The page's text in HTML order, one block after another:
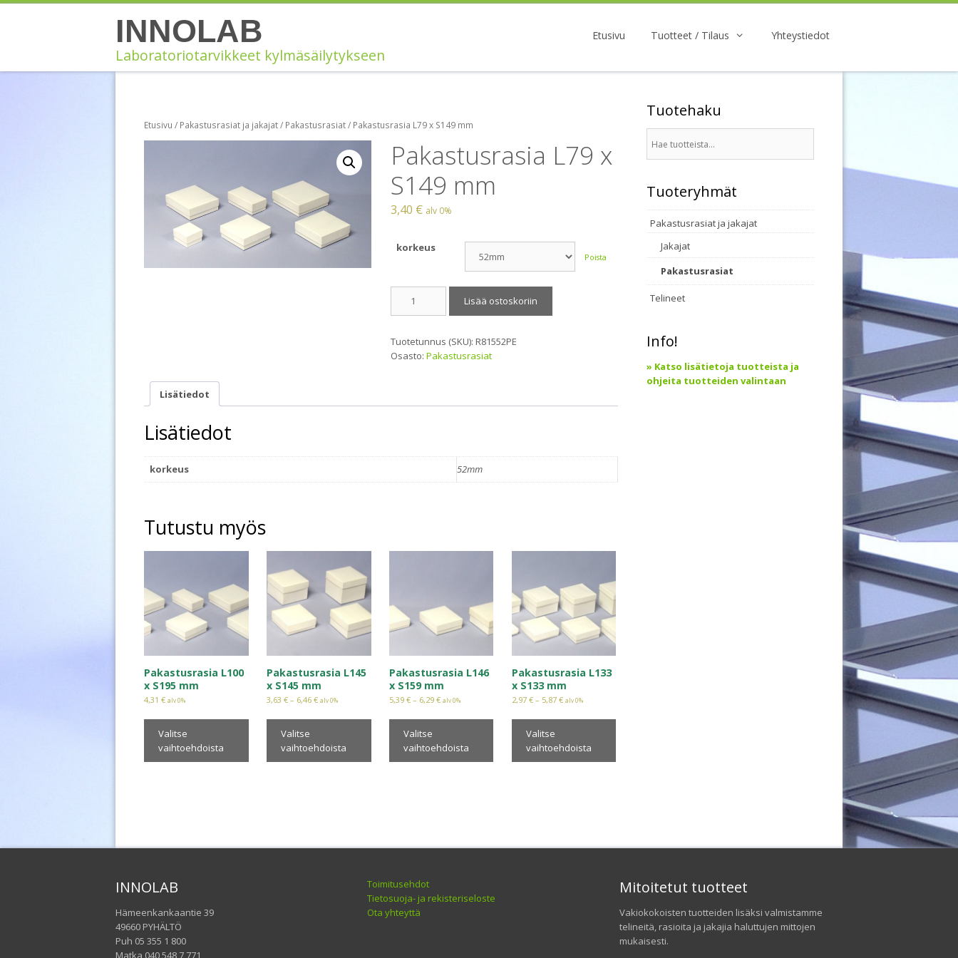
Siirry
INNOLAB
Laboratoriotarvikkeet kylmäsäilytykseen
Etusivu Tuotteet / Tilaus Yhteystiedot
Etusivu / Pakastusrasiat ja jakajat/ Pakastusrasiat/ Pakastusrasia L79 x S149 mm
Pakastusrasia L79 x
S149 mm
3,40 € alv 0%
korkeus
Poista
S149
mm
Lisää ostoskoriin
Tuotetunnus (SKU): R81552PE
Osasto: Pakastusrasiat
Lisätiedot
Lisätiedot
korkeus 52mm
Tutustu myös
Pakastusrasia L100
x S195 mm
4,31 € alv 0%
Valitse
vaihtoehdoista
Pakastusrasia L145
x S145 mm
3,63 €– 6,46 € alv 0%
Valitse
vaihtoehdoista
Pakastusrasia L146
x S159 mm
5,39 €– 6,29 € alv 0%
Valitse
vaihtoehdoista
Pakastusrasia L133
x S133 mm
2,97 €– 5,87 € alv 0%
Valitse
vaihtoehdoista
Tuotehaku
Tuoteryhmät
Pakastusrasiat ja jakajat
Jakajat
Pakastusrasiat
Telineet
Info!
» Katso lisätietoja tuotteista ja
ohjeita tuotteiden valintaan
INNOLAB
Hämeenkankaantie 39
49660 PYHÄLTÖ
Puh 05 355 1 800
Toimitusehdot
Tietosuoja- ja rekisteriseloste
Ota yhteyttä
Mitoitetut tuotteet
Vakiokokoisten tuotteiden lisäksi valmistamme
telineitä, rasioita ja jakajia haluttujen mittojen
mukaisesti.